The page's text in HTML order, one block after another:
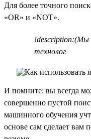
Для более точного
«OR» и «NOT».
!description:(Мы
технолог
И помните: вы всегда
совершенно пустой
машинного обучения
основе сам сделает вам